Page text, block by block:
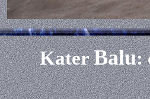
KaterBalu: